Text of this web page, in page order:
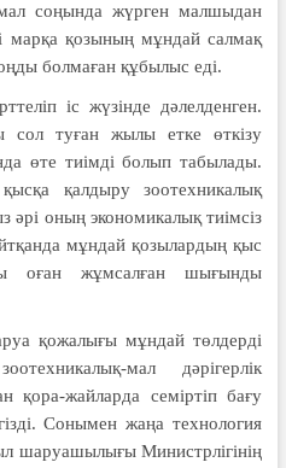
соңында жүрген малшыдан
марқа қозының мұндай салмақ
болмаған құбылыс еді.
іс жүзінде дәлелденген.
сол туған жылы етке өткізу
өте тиімді болып табылады.
қалдыру зоотехникалық
әрі оның экономикалық тиімсіз
мұндай қозылардың қыс
оған жұмсалған шығынды
қожалығы мұндай төлдерді
мал дәрігерлік
қора-жайларда семіртіп бағу
Сонымен жаңа технология
шаруашылығы Министрлігінің